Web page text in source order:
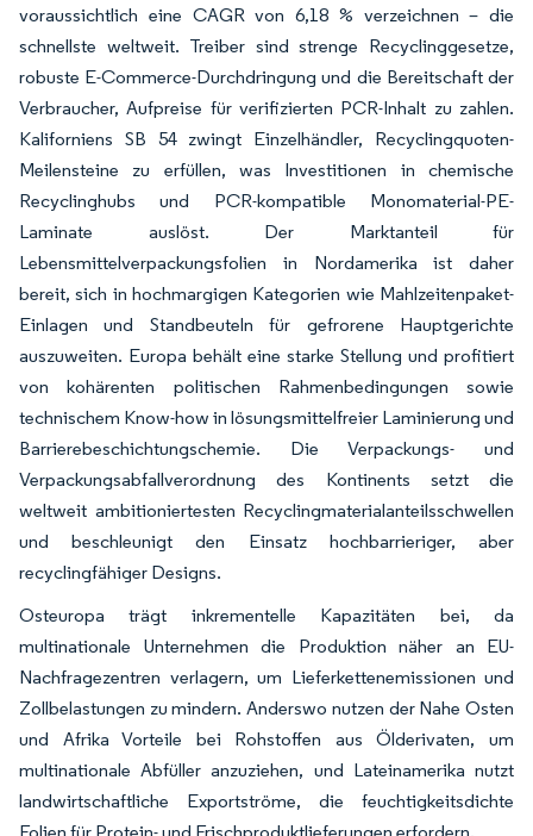
voraussichtlich eine CAGR von 6,18 % verzeichnen – die
schnellste weltweit. Treiber sind strenge Recyclinggesetze,
robuste E-Commerce-Durchdringung und die Bereitschaft der
Verbraucher, Aufpreise für verifizierten PCR-Inhalt zu zahlen.
Kaliforniens SB 54 zwingt Einzelhändler, Recyclingquoten-
Meilensteine zu erfüllen, was Investitionen in chemische
Recyclinghubs und PCR-kompatible Monomaterial-PE-
Laminate auslöst. Der Marktanteil für
Lebensmittelverpackungsfolien in Nordamerika ist daher
bereit, sich in hochmargigen Kategorien wie Mahlzeitenpaket-
Einlagen und Standbeuteln für gefrorene Hauptgerichte
auszuweiten. Europa behält eine starke Stellung und profitiert
von kohärenten politischen Rahmenbedingungen sowie
technischem Know-how in lösungsmittelfreier Laminierung und
Barrierebeschichtungschemie. Die Verpackungs- und
Verpackungsabfallverordnung des Kontinents setzt die
weltweit ambitioniertesten Recyclingmaterialanteilsschwellen
und beschleunigt den Einsatz hochbarrieriger, aber
recyclingfähiger Designs.
Osteuropa trägt inkrementelle Kapazitäten bei, da
multinationale Unternehmen die Produktion näher an EU-
Nachfragezentren verlagern, um Lieferkettenemissionen und
Zollbelastungen zu mindern. Anderswo nutzen der Nahe Osten
und Afrika Vorteile bei Rohstoffen aus Ölderivaten, um
multinationale Abfüller anzuziehen, und Lateinamerika nutzt
landwirtschaftliche Exportströme, die feuchtigkeitsdichte